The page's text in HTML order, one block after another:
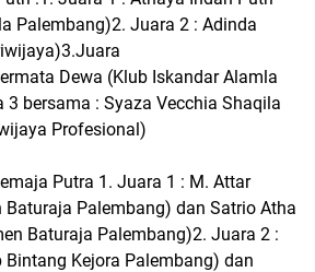
Palembang)2. Juara 2 : Adinda
Dewa (Klub Iskandar Alamla
3 bersama : Syaza Vecchia Shaqila
Profesional)
Putra 1. Juara 1 : M. Attar
Baturaja Palembang) dan Satrio Atha
Baturaja Palembang)2. Juara 2 :
Kejora Palembang) dan